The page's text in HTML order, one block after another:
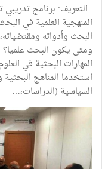
التعريف: برنامج
المنهجية العلمية في
البحث وأدواته
ومتى يكون البحث علميا؟
المهارات البحثية في
استخدما المناهج البحثية
السياسية (الدراسات،…